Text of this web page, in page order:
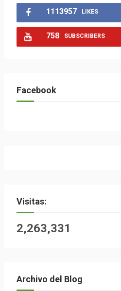
1113957 LIKES
758 SUBSCRIBERS
Facebook
Visitas:
2,263,331
Archivo del Blog